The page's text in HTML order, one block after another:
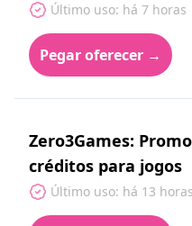
Último uso: há 7 horas
Pegar oferecer →
Zero3Games:
créditos para jogos
Último uso: há 13 horas